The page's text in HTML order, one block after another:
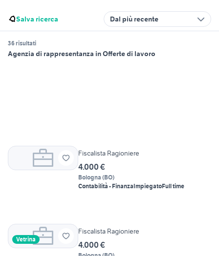
Salva ricerca Dal più recente
36 risultati
Agenzia di rappresentanza in Offerte di lavoro
Fiscalista Ragioniere
4.000 €
Bologna (BO)
Contabilità - FinanzaImpiegatoFull time
Vetrina
Fiscalista Ragioniere
4.000 €